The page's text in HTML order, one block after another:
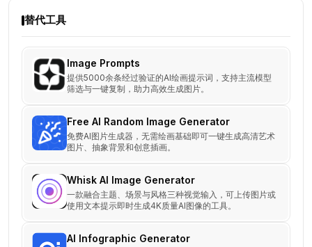
替代工具
Image Prompts
提供5000余条经过验证的AI绘画提示词，支持主流模型
筛选与一键复制，助力高效生成图片。
Free AI Random Image Generator
免费AI图片生成器，无需绘画基础即可一键生成高清艺术
图片、抽象背景和创意插画。
Whisk AI Image Generator
一款融合主题、场景与风格三种视觉输入，可上传图片或
使用文本提示即时生成4K质量AI图像的工具。
AI Infographic Generator